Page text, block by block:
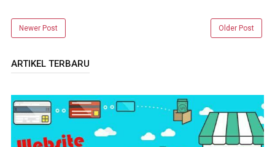
Newer Post Older Post
ARTIKEL TERBARU